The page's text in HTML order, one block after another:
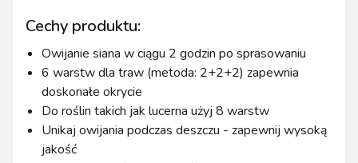
Cechy produktu:
Owijanie siana w ciągu 2 godzin po sprasowaniu
6 warstw dla traw (metoda: 2+2+2) zapewnia
doskonałe okrycie
Do roślin takich jak lucerna użyj 8 warstw
Unikaj owijania podczas deszczu - zapewnij wysoką
jakość